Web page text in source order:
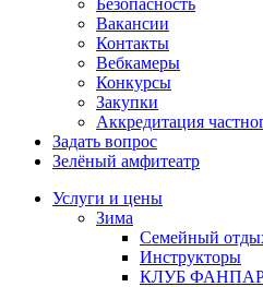
Безопасность
Вакансии
Контакты
Вебкамеры
Конкурсы
Закупки
Аккредитация
Задать вопрос
Зелёный амфитеатр
Услуги и цены
Зима
Семейный
Инструкторы
КЛУБ